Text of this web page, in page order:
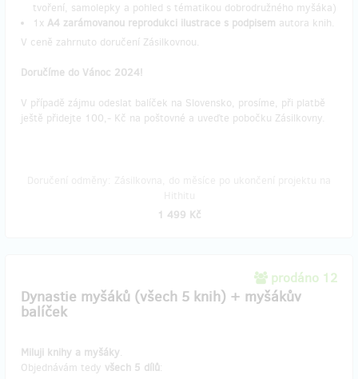
tvoření, samolepky a pohled s tématikou dobrodružného myšáka)
1x A4 zarámovanou reprodukci ilustrace s podpisem autora knih.
V ceně zahrnuto doručení Zásilkovnou.
Doručíme do Vánoc 2024!
V případě zájmu odeslat balíček na Slovensko, prosíme, při platbě
ještě přidejte 100,- Kč na poštovné a uveďte pobočku Zásilkovny.
1 499 Kč
prodáno 12
Dynastie myšáků (všech 5 knih) + myšákův
balíček
Miluji knihy a myšáky.
Objednávám tedy všech 5 dílů: